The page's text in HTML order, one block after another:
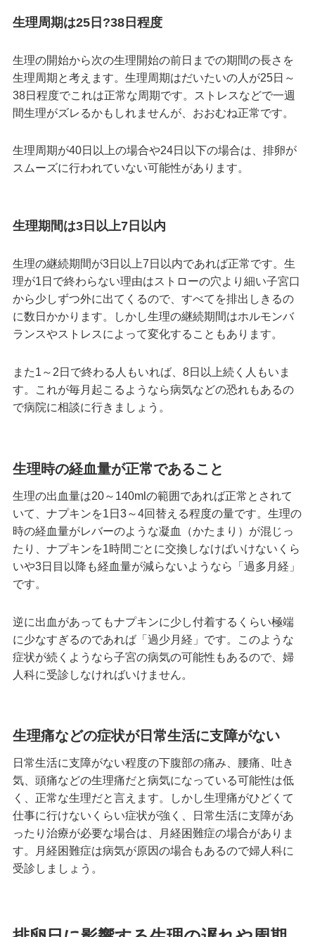
生理周期は25日?38日程度
生理の開始から次の生理開始の前日までの期間の長さを
生理周期と考えます。生理周期はだいたいの人が25日～
38日程度でこれは正常な周期です。ストレスなどで一週
間生理がズレるかもしれませんが、おおむね正常です。
生理周期が40日以上の場合や24日以下の場合は、排卵が
スムーズに行われていない可能性があります。
生理期間は3日以上7日以内
生理の継続期間が3日以上7日以内であれば正常です。生
理が1日で終わらない理由はストローの穴より細い子宮口
から少しずつ外に出てくるので、すべてを排出しきるの
に数日かかります。しかし生理の継続期間はホルモンバ
ランスやストレスによって変化することもあります。
また1～2日で終わる人もいれば、8日以上続く人もいま
す。これが毎月起こるようなら病気などの恐れもあるの
で病院に相談に行きましょう。
生理時の経血量が正常であること
生理の出血量は20～140mlの範囲であれば正常とされて
いて、ナプキンを1日3～4回替える程度の量です。生理の
時の経血量がレバーのような凝血（かたまり）が混じっ
たり、ナプキンを1時間ごとに交換しなけばいけないくら
いや3日目以降も経血量が減らないようなら「過多月経」
です。
逆に出血があってもナプキンに少し付着するくらい極端
に少なすぎるのであれば「過少月経」です。このような
症状が続くようなら子宮の病気の可能性もあるので、婦
人科に受診しなければいけません。
生理痛などの症状が日常生活に支障がない
日常生活に支障がない程度の下腹部の痛み、腰痛、吐き
気、頭痛などの生理痛だと病気になっている可能性は低
く、正常な生理だと言えます。しかし生理痛がひどくて
仕事に行けないくらい症状が強く、日常生活に支障があ
ったり治療が必要な場合は、月経困難症の場合がありま
す。月経困難症は病気が原因の場合もあるので婦人科に
受診しましょう。